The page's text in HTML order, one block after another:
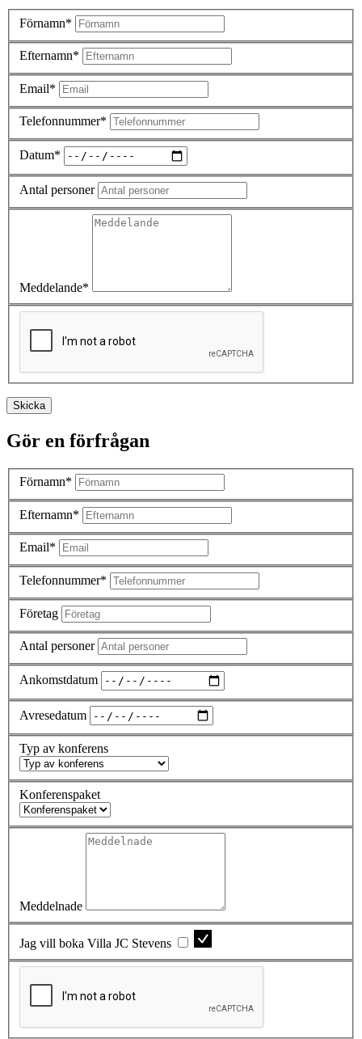
Förnamn*
Efternamn*
Email*
Telefonnummer*
Datum*
Antal personer
Meddelande*
Skicka
Gör en förfrågan
Förnamn*
Efternamn*
Email*
Telefonnummer*
Företag
Antal personer
Ankomstdatum
Avresedatum
Typ av konferens
Konferenspaket
Meddelnade
Jag vill boka Villa JC Stevens